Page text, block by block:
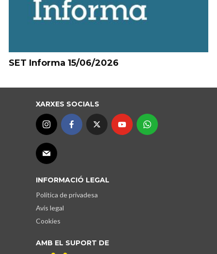
SET Informa 15/06/2026
XARXES SOCIALS
INFORMACIÓ LEGAL
Política de privadesa
Avís legal
Cookies
AMB EL SUPORT DE